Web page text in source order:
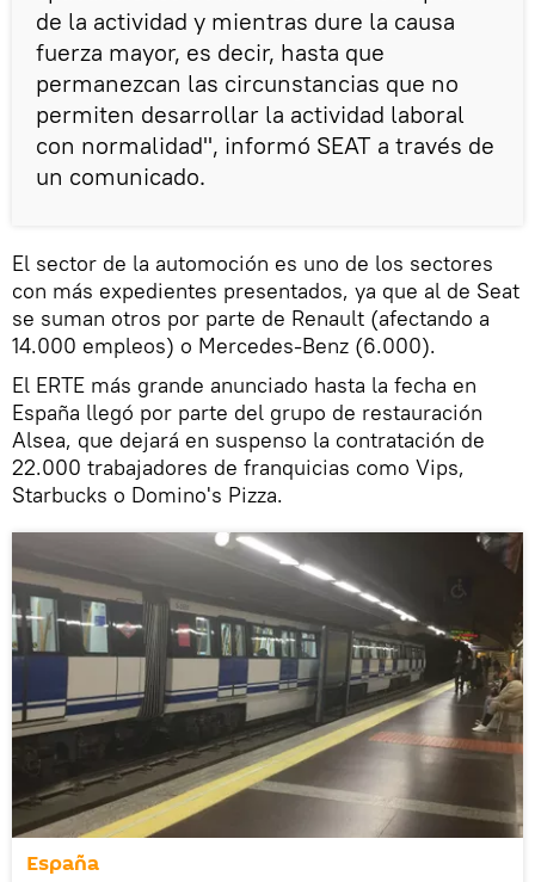
de la actividad y mientras dure la causa
fuerza mayor, es decir, hasta que
permanezcan las circunstancias que no
permiten desarrollar la actividad laboral
con normalidad", informó SEAT a través de
un comunicado.
El sector de la automoción es uno de los sectores
con más expedientes presentados, ya que al de Seat
se suman otros por parte de Renault (afectando a
14.000 empleos) o Mercedes-Benz (6.000).
El ERTE más grande anunciado hasta la fecha en
España llegó por parte del grupo de restauración
Alsea, que dejará en suspenso la contratación de
22.000 trabajadores de franquicias como Vips,
Starbucks o Domino's Pizza.
España